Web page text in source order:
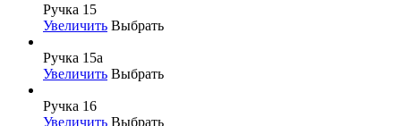
Ручка 15
Увеличить Выбрать
Ручка 15а
Увеличить Выбрать
Ручка 16
Увеличить Выбрать